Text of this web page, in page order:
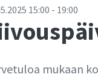
15:00 - 19:00
mukaan